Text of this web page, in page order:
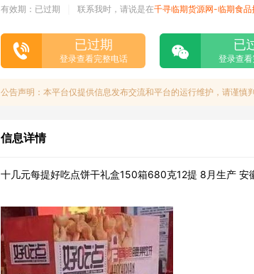
有效期：已过期 联系我时，请说是在千寻临期货源网-临期食品
已过期
登录查看完整电话
已
登录查
公告声明：本平台仅提供信息发布交流和平台的运行维护，请谨慎
信息详情
十几元每提好吃点饼干礼盒150箱680克12提 8月生产 安